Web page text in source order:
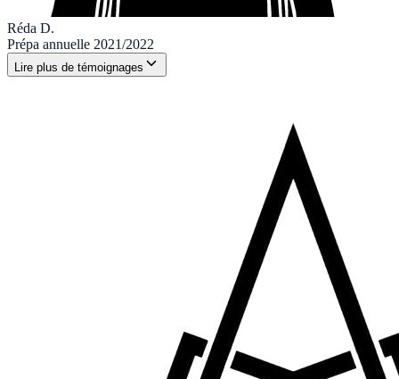
Réda D.
Prépa annuelle 2021/2022
Lire plus de témoignages